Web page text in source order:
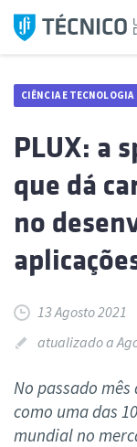
Saltar
para
CIÊNCIA E TECNOLOGIA
PLUX: a
que dá
no
13 Agosto 2021
atualizado a
No passado
como uma das
mundial no